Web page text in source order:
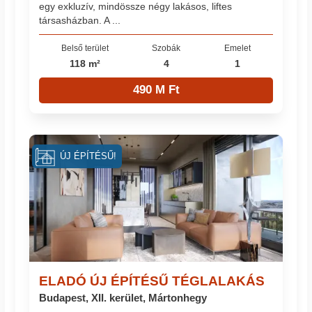
egy exkluzív, mindössze négy lakásos, liftes
társasházban. A ...
Belső terület
118 m²
Szobák
4
Emelet
1
490 M Ft
ELADÓ ÚJ ÉPÍTÉSŰ TÉGLALAKÁS
Budapest, XII. kerület, Mártonhegy
ÚJ ÉPÍTÉSŰ!